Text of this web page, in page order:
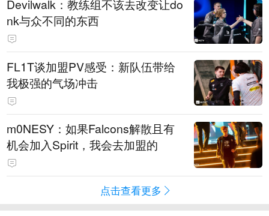
Devilwalk：教练组不该去改变让do
nk与众不同的东西
FL1T谈加盟PV感受：新队伍带给
我极强的气场冲击
m0NESY：如果Falcons解散且有
机会加入Spirit，我会去加盟的
点击查看更多